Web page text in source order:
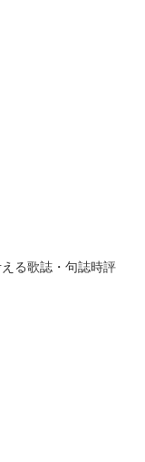
る歌誌・句誌時評